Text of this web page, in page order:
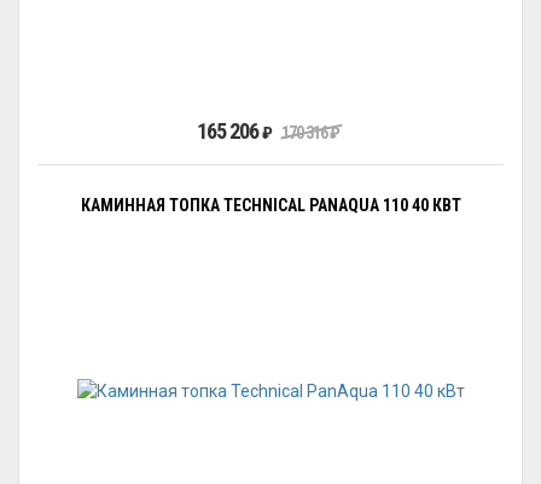
165 206₽ 170 316₽
КАМИННАЯ ТОПКА TECHNICAL PANAQUA 110 40 КВТ